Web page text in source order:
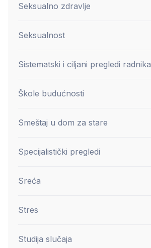
Seksualno zdravlje
Seksualnost
Sistematski i ciljani pregledi radnika
Škole budućnosti
Smeštaj u dom za stare
Specijalistički pregledi
Sreća
Stres
Studija slučaja